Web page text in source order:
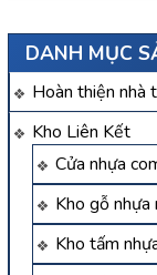
DANH MỤC
Hoàn thiện nhà
Kho Liên Kết
Cửa nhựa
Kho gỗ
Kho tấm